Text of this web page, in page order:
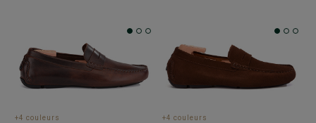
+4 couleurs +4 couleurs